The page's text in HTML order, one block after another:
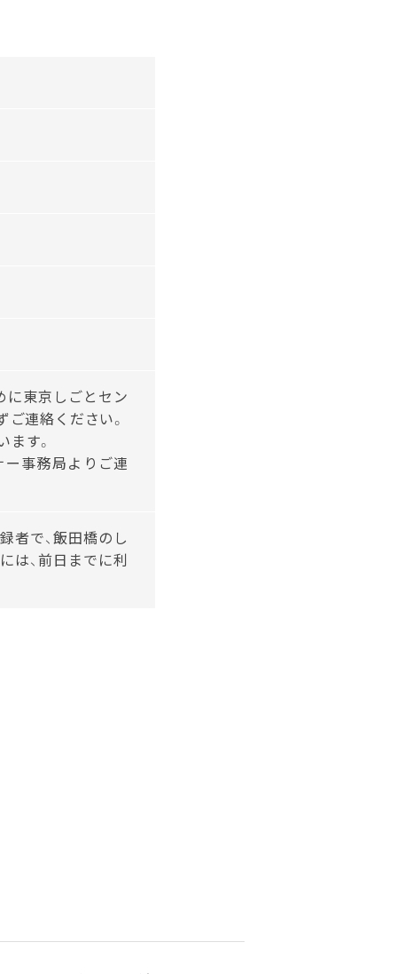
に東京しごとセン
連絡ください。
す。
事務局よりご連
で、飯田橋のし
は、前日までに利